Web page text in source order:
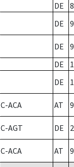
DE
8
DE 9
DE
9
DE
DE
C-ACA AT
C-AGT DE 2
C-ACA AT